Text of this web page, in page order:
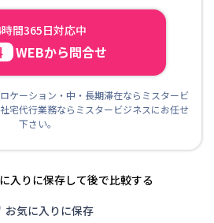
間365日対応中
WEBから問合せ
ケーション・中・長期滞在ならミスタービ
宅代行業務ならミスタービジネスにお任せ
下さい。
入りに保存して後で比較する
お気に入りに保存